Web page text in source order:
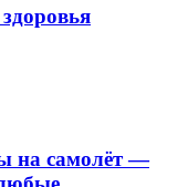
на самолёт —